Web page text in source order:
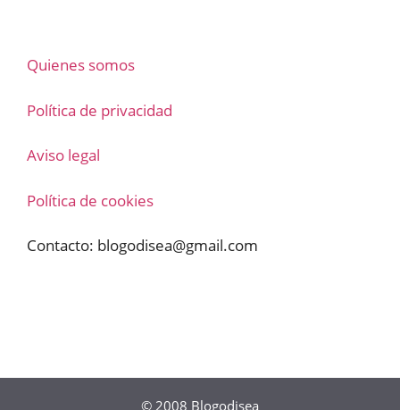
Quienes somos
Política de privacidad
Aviso legal
Política de cookies
Contacto: blogodisea@gmail.com
© 2008 Blogodisea